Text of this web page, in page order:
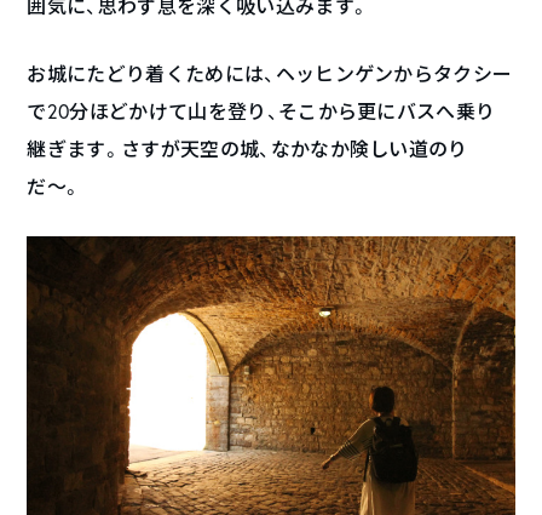
囲気に、思わず息を深く吸い込みます。
お城にたどり着くためには、ヘッヒンゲンからタクシー
で20分ほどかけて山を登り、そこから更にバスへ乗り
継ぎます。さすが天空の城、なかなか険しい道のり
だ〜。